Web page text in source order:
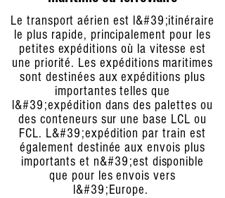
Le transport aérien est l&#39;itinéraire
le plus rapide, principalement pour les
petites expéditions où la vitesse est
une priorité. Les expéditions maritimes
sont destinées aux expéditions plus
importantes telles que
l&#39;expédition dans des palettes ou
des conteneurs sur une base LCL ou
FCL. L&#39;expédition par train est
également destinée aux envois plus
importants et n&#39;est disponible
que pour les envois vers
l&#39;Europe.